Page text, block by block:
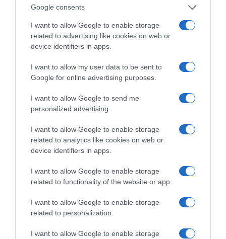
Google consents
I want to allow Google to enable storage
related to advertising like cookies on web or
device identifiers in apps.
I want to allow my user data to be sent to
Google for online advertising purposes.
I want to allow Google to send me
personalized advertising.
I want to allow Google to enable storage
related to analytics like cookies on web or
device identifiers in apps.
I want to allow Google to enable storage
related to functionality of the website or app.
I want to allow Google to enable storage
related to personalization.
I want to allow Google to enable storage
και σταδιακή άνοδο
της θερμοκρασίας
Κοινοποιήστε:
Facebook
LinkedIn
ΜΑΝΟΣ ΚΡΑΝΙΔΗΣ,ΟΙΚΟΝΟΜΙΑ,ΤΟ ΠΑΡΟΝ ΤΗΣ
ΚΥΡΙΑΚΗΣ